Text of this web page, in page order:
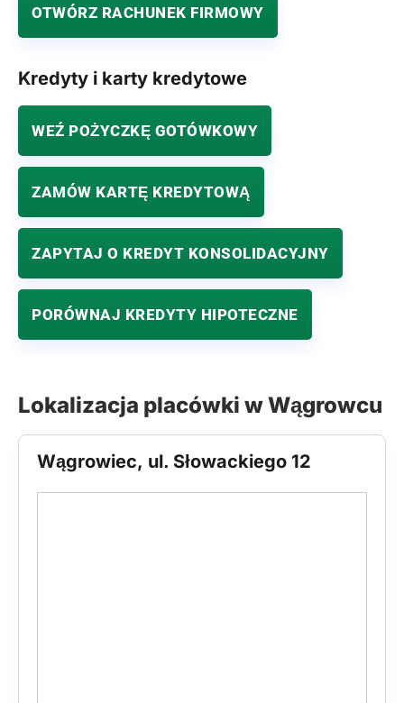
OTWÓRZ RACHUNEK FIRMOWY
Kredyty i karty kredytowe
WEŹ POŻYCZKĘ GOTÓWKOWY
ZAMÓW KARTĘ KREDYTOWĄ
ZAPYTAJ O KREDYT KONSOLIDACYJNY
PORÓWNAJ KREDYTY HIPOTECZNE
Lokalizacja placówki w Wągrowcu
Wągrowiec, ul. Słowackiego 12